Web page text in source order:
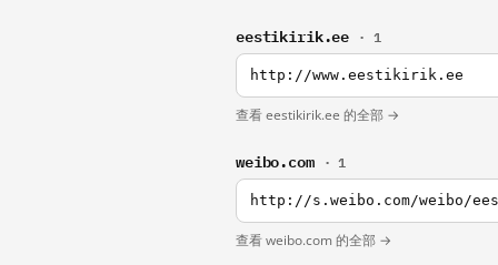
eestikirik.ee · 1
http://www.eestikirik.ee
查看 eestikirik.ee 的全部 →
weibo.com · 1
http://s.weibo.com/weibo/
查看 weibo.com 的全部 →